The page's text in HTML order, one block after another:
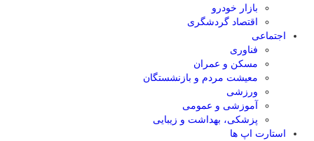
بازار خودرو
اقتصاد گردشگری
اجتماعی
فناوری
مسکن و عمران
معیشت مردم و بازنشستگان
ورزشی
آموزشی و عمومی
پزشکی، بهداشت و زیبایی
استارت اپ ها